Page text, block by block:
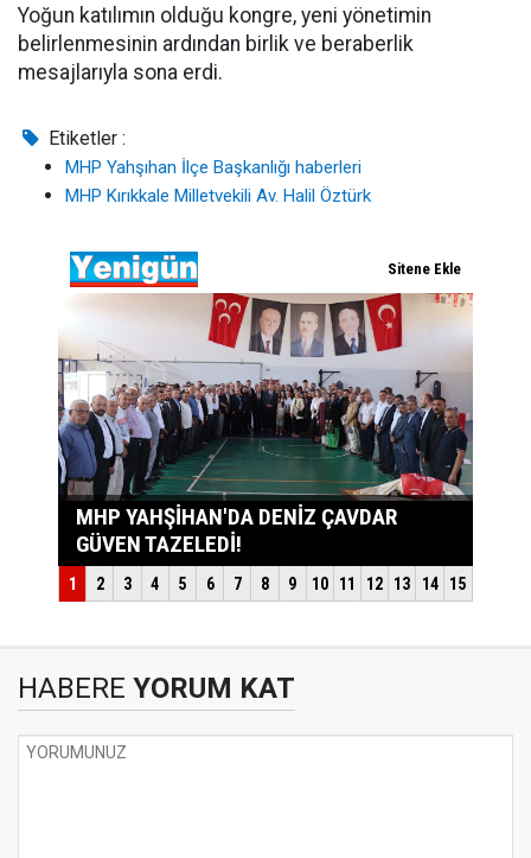
Yoğun katılımın olduğu kongre, yeni yönetimin
belirlenmesinin ardından birlik ve beraberlik
mesajlarıyla sona erdi.
Etiketler :
MHP Yahşıhan İlçe Başkanlığı haberleri
MHP Kırıkkale Milletvekili Av. Halil Öztürk
HABERE YORUM KAT